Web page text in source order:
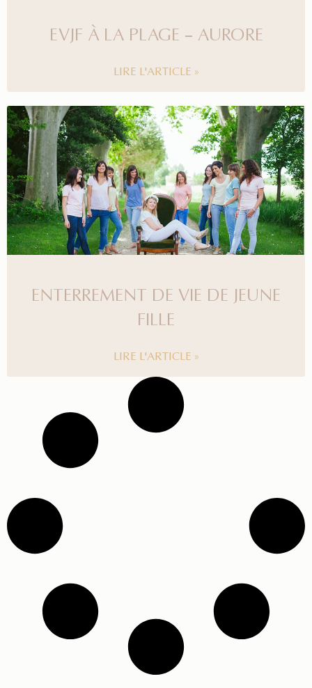
EVJF À LA PLAGE – AURORE
LIRE L'ARTICLE »
ENTERREMENT DE VIE DE JEUNE
FILLE
LIRE L'ARTICLE »